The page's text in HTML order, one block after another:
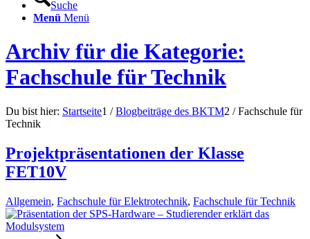
Suche
Menü Menü
Archiv für die Kategorie:
Fachschule für Technik
Du bist hier: Startseite1 / Blogbeiträge des BKTM2 / Fachschule für
Technik
Projektpräsentationen der Klasse
FET10V
Allgemein, Fachschule für Elektrotechnik, Fachschule für Technik